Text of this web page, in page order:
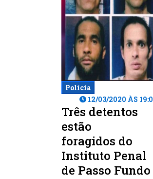
Polícia
12/03/2020 ÀS
Três detentos
estão
foragidos do
Instituto Penal
de Passo Fundo